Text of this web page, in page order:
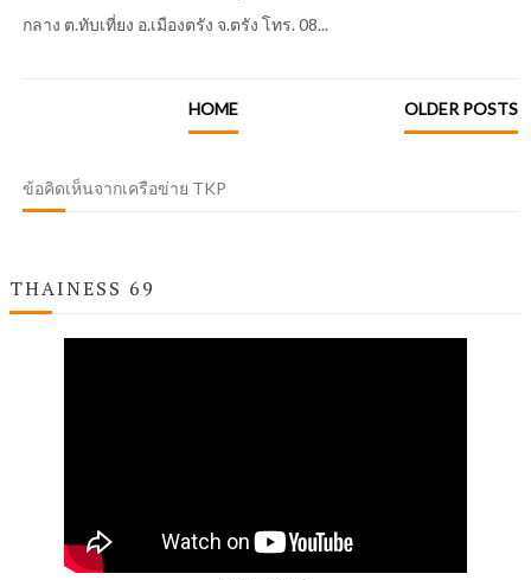
กลาง ต.ทับเที่ยง อ.เมืองตรัง จ.ตรัง โทร. 08...
OLDER POSTS
HOME
ข้อคิดเห็นจากเครือข่าย TKP
THAINESS 69